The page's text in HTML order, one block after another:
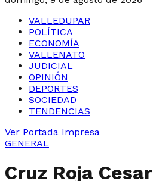
VALLEDUPAR
POLÍTICA
ECONOMÍA
VALLENATO
JUDICIAL
OPINIÓN
DEPORTES
SOCIEDAD
TENDENCIAS
Ver Portada Impresa
GENERAL
Cruz Roja Cesar